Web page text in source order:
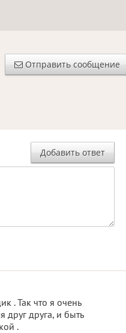
Отправить сообщение
Добавить ответ
. Так что я очень
друга, и быть
.